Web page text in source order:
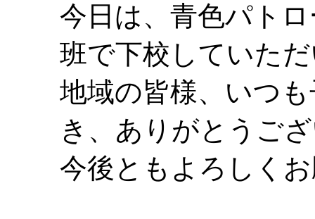
今日は、青色パト
班で下校していた
地域の皆様、いつ
き、ありがとうご
今後ともよろしく